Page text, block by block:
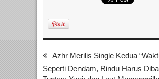
Azhr Merilis Single Kedua
Seperti Dendam, Rindu Harus